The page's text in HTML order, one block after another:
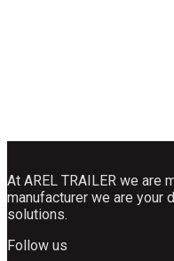
At AREL TRAILER we are
manufacturer we are your
solutions.
Follow us